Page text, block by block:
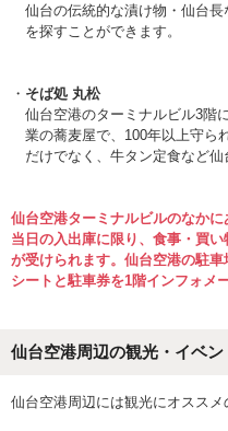
仙台の伝統的な漬け物・仙台
を探すことができます。
そば処 丸松
仙台空港のターミナルビル3階
業の蕎麦屋で、100年以上守ら
だけでなく、牛タン定食など仙
仙台空港ターミナルビルのなかに
当日の入出庫に限り、食事・買
が受けられます。仙台空港の駐
シートと駐車券を1階インフォメ
仙台空港周辺の観光・イベン
仙台空港周辺には観光にオススメ